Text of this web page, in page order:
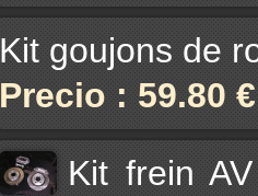
Kit goujons de
Precio : 59.80
Kit frein